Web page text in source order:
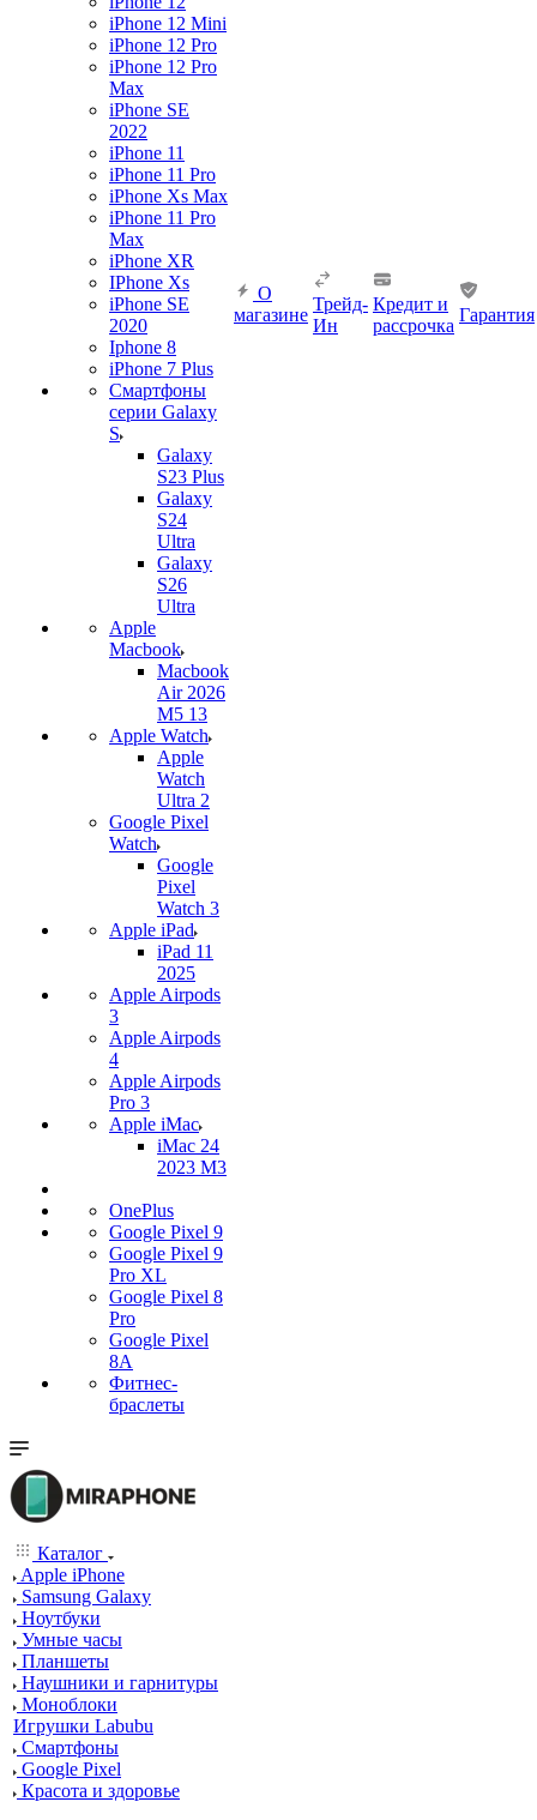
iPhone 12 Mini
iPhone 12 Pro
iPhone 12 Pro
Max
iPhone SE
2022
iPhone 11
iPhone 11 Pro
iPhone Xs Max
iPhone 11 Pro
Max
iPhone XR
IPhone Xs
iPhone SE
2020
Iphone 8
iPhone 7 Plus
Смартфоны
серии Galaxy
S
Galaxy
S23 Plus
Galaxy
S24
Ultra
Galaxy
S26
Ultra
Apple
Macbook
Macbook
Air 2026
M5 13
Apple Watch
Apple
Watch
Ultra 2
Google Pixel
Watch
Google
Pixel
Watch 3
Apple iPad
iPad 11
2025
Apple Airpods
3
Apple Airpods
4
Apple Airpods
Pro 3
Apple iMac
iMac 24
2023 M3
OnePlus
Google Pixel 9
Google Pixel 9
Pro XL
Google Pixel 8
Pro
Google Pixel
8A
Фитнес-
браслеты
О
магазине
Трейд-
Ин
Кредит и
рассрочка
Гарантия
Каталог
Apple iPhone
Samsung Galaxy
Ноутбуки
Умные часы
Планшеты
Наушники и гарнитуры
Моноблоки
Игрушки Labubu
Смартфоны
Google Pixel
Красота и здоровье